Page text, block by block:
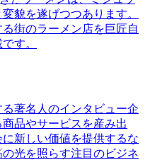
貌を遂げつつあります。
街のラーメン店を巨匠自
す。
著名人のインタビュー企
品やサービスを産み出
新しい価値を提供するな
光を照らす注目のビジネ